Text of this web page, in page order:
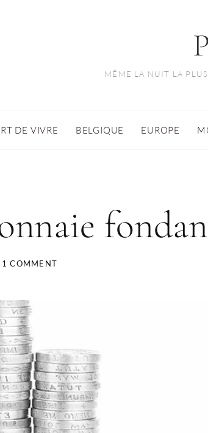
MÊME LA NUIT LA
DE VIVRE BELGIQUE EUROPE
1 COMMENT